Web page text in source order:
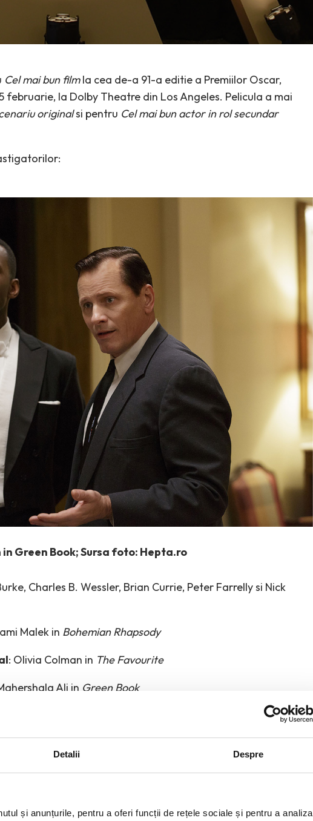
Detalii Despre
și anunțurile, pentru a oferi funcții de rețele sociale și pentru a analiza
Cel mai bun filmla cea de-a 91-a editie a Premiilor Oscar,
la Dolby Theatre din Los Angeles. Pelicula a mai
originalsi pentru Cel mai bun actor in rol secundar
Green Book; Sursa foto: Hepta.ro
Charles B. Wessler, Brian Currie, Peter Farrelly si Nick
Malek in Bohemian Rhapsody
: Olivia Colman in The Favourite
Ali in Green Book